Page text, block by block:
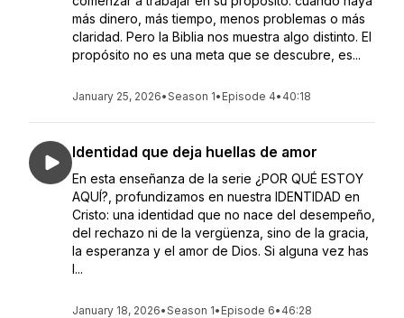
más dinero, más tiempo, menos problemas o más
claridad. Pero la Biblia nos muestra algo distinto. El
propósito no es una meta que se descubre, es...
January 25, 2026•Season 1• Episode 4• 40:18
Identidad que deja huellas de amor
En esta enseñanza de la serie ¿POR QUÉ ESTOY
AQUÍ?, profundizamos en nuestra IDENTIDAD en
Cristo: una identidad que no nace del desempeño,
del rechazo ni de la vergüenza, sino de la gracia,
la esperanza y el amor de Dios. Si alguna vez has
l...
January 18, 2026•Season 1• Episode 6• 46:28